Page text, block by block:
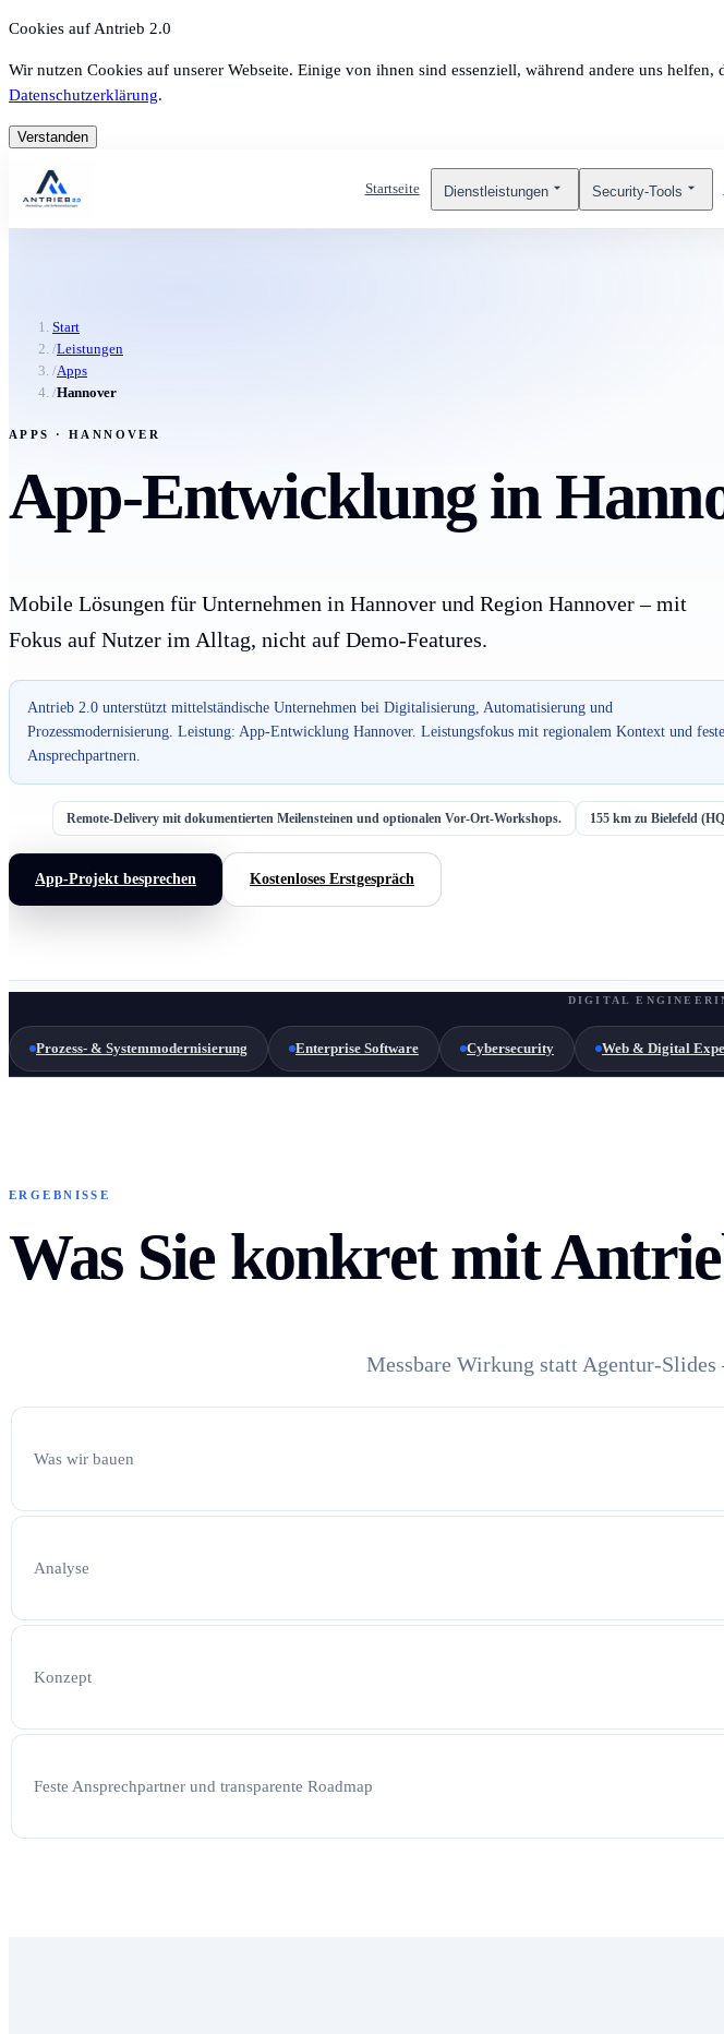
Cookies auf Antrieb 2.0
Wir nutzen Cookies auf unserer Webseite. Einige von ihnen sind essenziell, während andere uns
Datenschutzerklärung.
Verstanden
Startseite Dienstleistungen Security-Tools
Start
/Leistungen
/Apps
/Hannover
APPS · HANNOVER
App-Entwicklung in
Mobile Lösungen für Unternehmen in Hannover und Region Hannover – mit
Fokus auf Nutzer im Alltag, nicht auf Demo-Features.
Antrieb 2.0 unterstützt mittelständische Unternehmen bei Digitalisierung, Automatisierung und
Prozessmodernisierung. Leistung: App-Entwicklung Hannover. Leistungsfokus mit regionalem Kontext und
Ansprechpartnern.
Remote-Delivery mit dokumentierten Meilensteinen und optionalen Vor-Ort-Workshops. 155 km zu Bielefeld
App-Projekt besprechen Kostenloses Erstgespräch
DIGITAL
Prozess- & Systemmodernisierung Enterprise Software Cybersecurity Web & Digital
ERGEBNISSE
Was Sie konkret mit
Messbare Wirkung statt Agentur-Slides
Was wir bauen
Analyse
Konzept
Feste Ansprechpartner und transparente Roadmap